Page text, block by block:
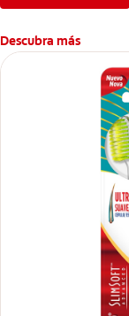
Descubra más